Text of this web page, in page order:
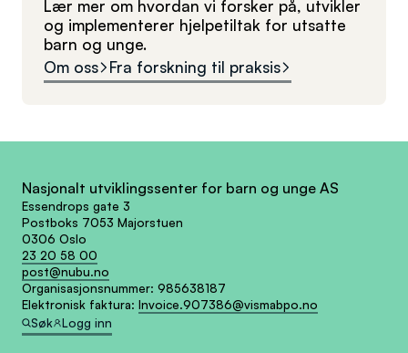
Lær mer om hvordan vi forsker på, utvikler
og implementerer hjelpetiltak for utsatte
barn og unge.
Om oss
Fra forskning til praksis
Nasjonalt utviklingssenter for barn og unge AS
Essendrops gate 3
Postboks 7053 Majorstuen
0306 Oslo
23 20 58 00
post@nubu.no
Organisasjonsnummer: 985638187
Elektronisk faktura: Invoice.907386@vismabpo.no
Søk
Logg inn